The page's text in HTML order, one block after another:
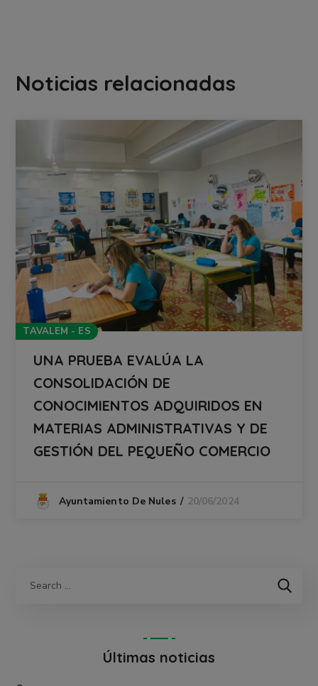
Noticias relacionadas
TAVALEM - ES
UNA PRUEBA EVALÚA LA
CONSOLIDACIÓN DE
CONOCIMIENTOS ADQUIRIDOS EN
MATERIAS ADMINISTRATIVAS Y DE
GESTIÓN DEL PEQUEÑO COMERCIO
Ayuntamiento De Nules 20/06/2024
Últimas noticias